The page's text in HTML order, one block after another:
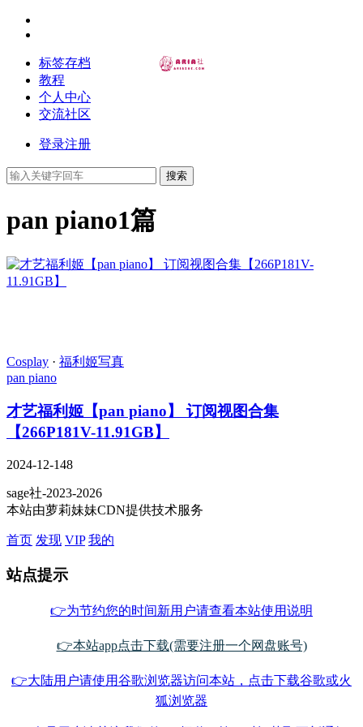
标签存档
教程
个人中心
交流社区
登录注册
搜索
pan piano1篇
Cosplay · 福利姬写真
pan piano
才艺福利姬【pan piano】 订阅视图合集
【266P181V-11.91GB】
2024-12-148
sage社-2023-2026
本站由萝莉妹妹CDN提供技术服务
首页 发现 VIP 我的
站点提示
👉为节约您的时间新用户请查看本站使用说明
👉本站app点击下载(需要注册一个网盘账号)
👉大陆用户请使用谷歌浏览器访问本站，点击下载谷歌或火
狐浏览器